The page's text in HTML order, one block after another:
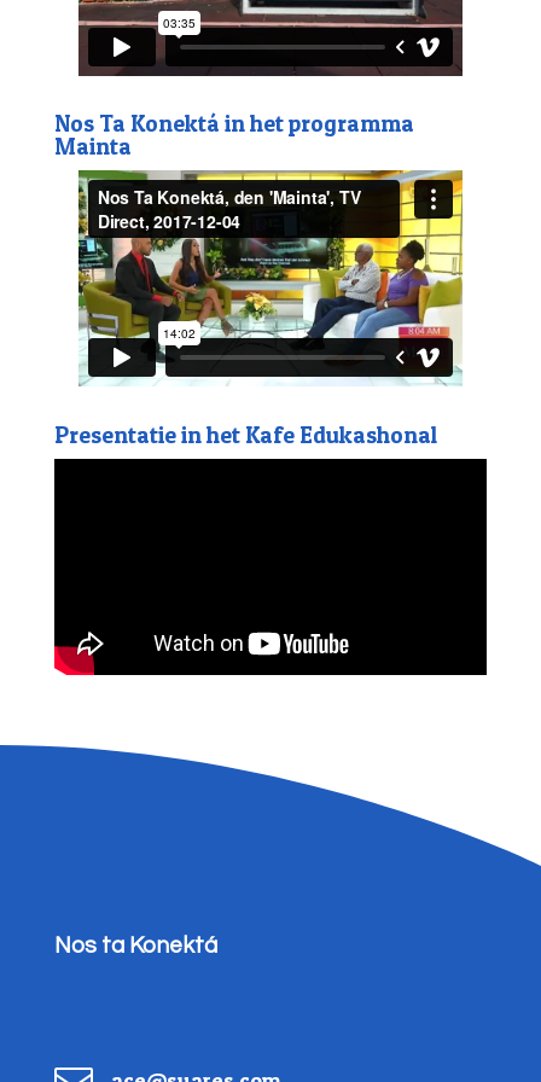
Nos Ta Konektá in het programma
Mainta
Presentatie in het Kafe Edukashonal
Nos ta Konektá